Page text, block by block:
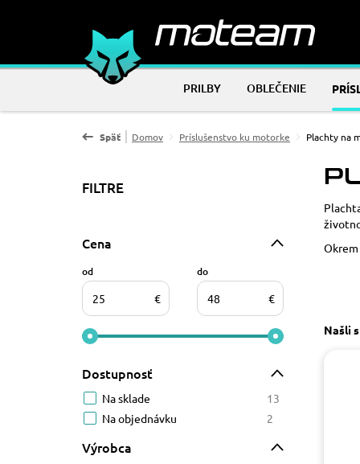
PRILBY OBLEČENIE
Späť Domov Príslušenstvo ku motorke Plachty na
FILTRE
Cena
€
od
€
do
Dostupnosť
Na sklade
13
Na objednávku
2
Výrobca
Našli